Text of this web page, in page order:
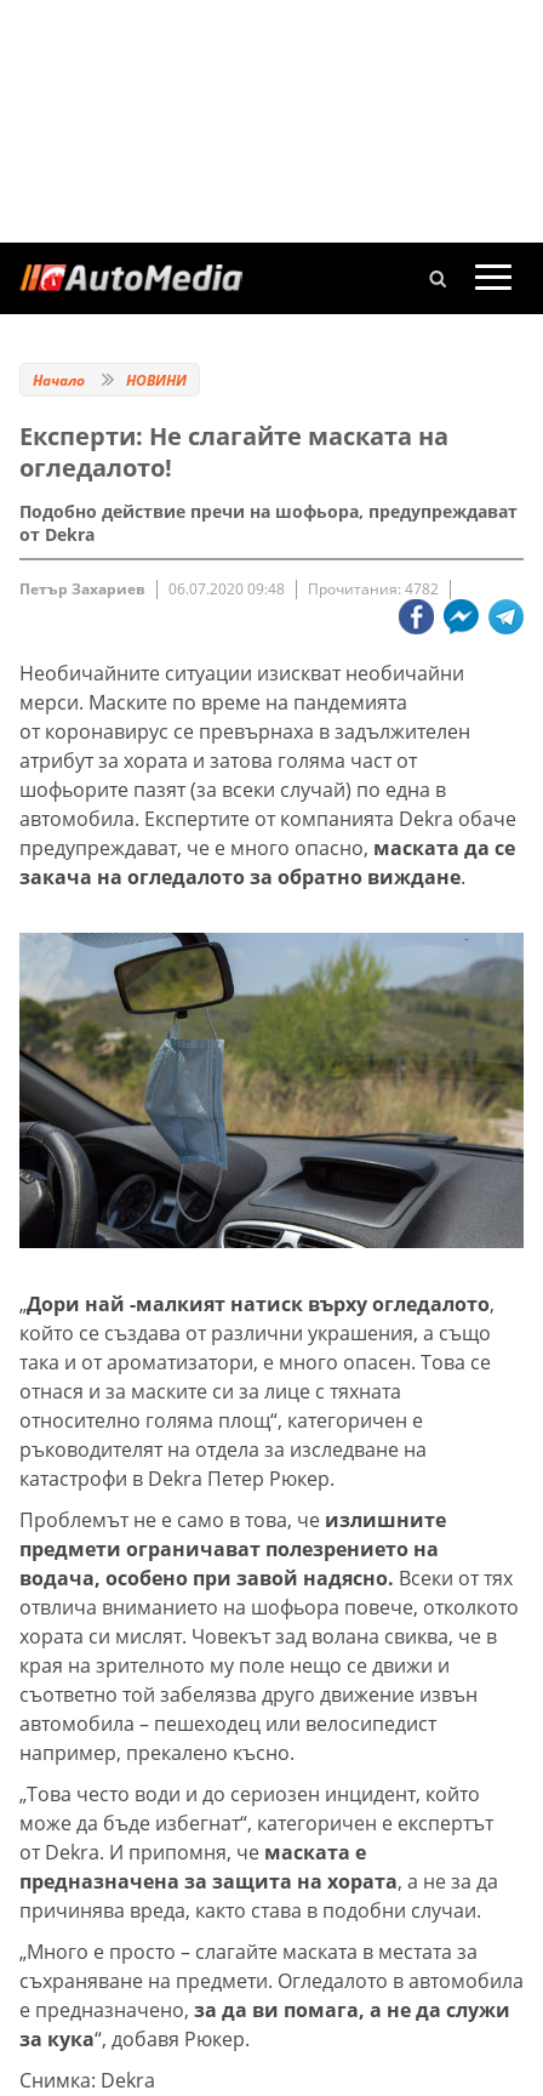
Начало НОВИНИ
Експерти: Не слагайте маската на
огледалото!
Подобно действие пречи на шофьора, предупреждават
от Dekra
Петър Захариев 06.07.2020 09:48 Прочитания: 4782
Необичайните ситуации изискват необичайни
мерси. Маските по време на пандемията
от коронавирус се превърнаха в задължителен
атрибут за хората и затова голяма част от
шофьорите пазят (за всеки случай) по една в
автомобила. Експертите от компанията Dekra обаче
предупреждават, че е много опасно, маската да се
закача на огледалото за обратно виждане.
„Дори най -малкият натиск върху огледалото,
който се създава от различни украшения, а също
така и от ароматизатори, е много опасен. Това се
отнася и за маските си за лице с тяхната
относително голяма площ“, категоричен е
ръководителят на отдела за изследване на
катастрофи в Dekra Петер Рюкер.
Проблемът не е само в това, че излишните
предмети ограничават полезрението на
водача, особено при завой надясно. Всеки от тях
отвлича вниманието на шофьора повече, отколкото
хората си мислят. Човекът зад волана свиква, че в
края на зрителното му поле нещо се движи и
съответно той забелязва друго движение извън
автомобила – пешеходец или велосипедист
например, прекалено късно.
„Това често води и до сериозен инцидент, който
може да бъде избегнат“, категоричен е експертът
от Dekra. И припомня, че маската е
предназначена за защита на хората, а не за да
причинява вреда, както става в подобни случаи.
„Много е просто – слагайте маската в местата за
съхраняване на предмети. Огледалото в автомобила
е предназначено, за да ви помага, а не да служи
за кука“, добавя Рюкер.
Снимка: Dekra